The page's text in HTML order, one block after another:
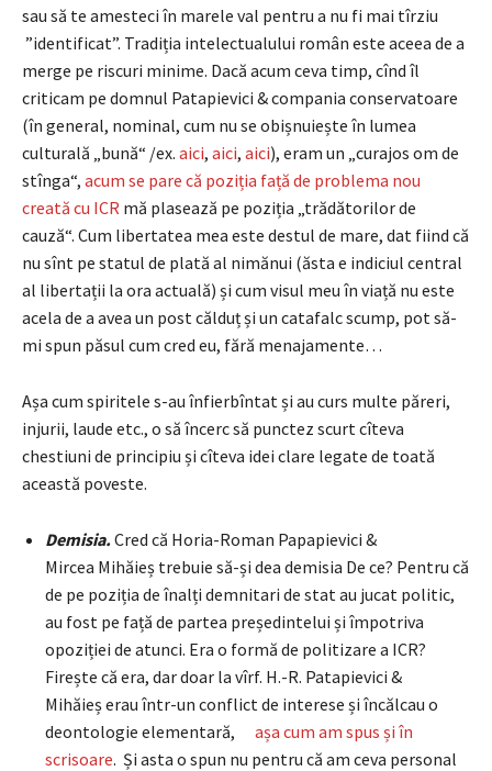
sau să te amesteci în marele val pentru a nu fi mai tîrziu
”identificat”. Tradiția intelectualului român este aceea de a
merge pe riscuri minime. Dacă acum ceva timp, cînd îl
criticam pe domnul Patapievici & compania conservatoare
(în general, nominal, cum nu se obișnuiește în lumea
culturală „bună“ /ex. aici, aici, aici), eram un „curajos om de
stînga“, acum se pare că poziția față de problema nou
creată cu ICR mă plasează pe poziția „trădătorilor de
cauză“. Cum libertatea mea este destul de mare, dat fiind că
nu sînt pe statul de plată al nimănui (ăsta e indiciul central
al libertații la ora actuală) și cum visul meu în viață nu este
acela de a avea un post călduț și un catafalc scump, pot să-
mi spun păsul cum cred eu, fără menajamente…
Așa cum spiritele s-au înfierbîntat și au curs multe păreri,
injurii, laude etc., o să încerc să punctez scurt cîteva
chestiuni de principiu și cîteva idei clare legate de toată
această poveste.
Demisia.Cred că Horia-Roman Papapievici &
Mircea Mihăieș trebuie să-și dea demisia De ce? Pentru că
de pe poziția de înalți demnitari de stat au jucat politic,
au fost pe față de partea președintelui și împotriva
opoziției de atunci. Era o formă de politizare a ICR?
Firește că era, dar doar la vîrf. H.-R. Patapievici &
Mihăieș erau într-un conflict de interese și încălcau o
deontologie elementară, așa cum am spus și în
scrisoare. Și asta o spun nu pentru că am ceva personal